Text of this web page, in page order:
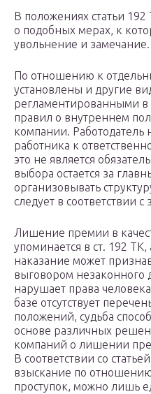
В положениях статьи
о подобных мерах, к
увольнение и замечание.
По отношению к
установлены и другие
регламентированными
правил о внутреннем
компании. Работодатель
работника к
это не является
выбора остается за
организовывать
следует в соответствии
Лишение премии в
упоминается в ст. 192 ТК,
наказание может
выговором незаконного
нарушает права
базе отсутствует
положений, судьба
основе различных
компаний о лишении
В соответствии со
взыскание по
проступок, можно лишь